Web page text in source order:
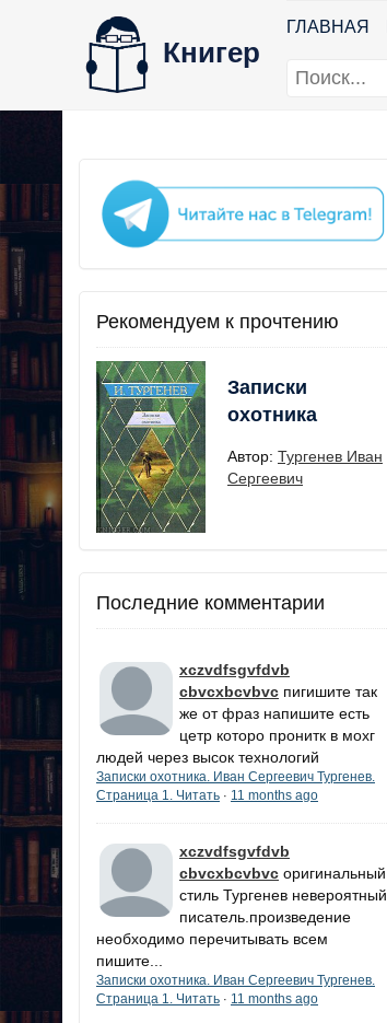
Книгер
ГЛАВНАЯ
Рекомендуем к прочтению
Записки
охотника
Автор: Тургенев Иван
Сергеевич
Последние комментарии
xczvdfsgvfdvb
cbvcxbcvbvc пигишите так
же от фраз напишите есть
цетр которо пронитк в мохг
людей через высок технологий
Записки охотника. Иван Сергеевич Тургенев.
Страница 1. Читать · 11 months ago
xczvdfsgvfdvb
cbvcxbcvbvc оригинальный
стиль Тургенев невероятный
писатель.произведение
необходимо перечитывать всем
пишите...
Записки охотника. Иван Сергеевич Тургенев.
Страница 1. Читать · 11 months ago